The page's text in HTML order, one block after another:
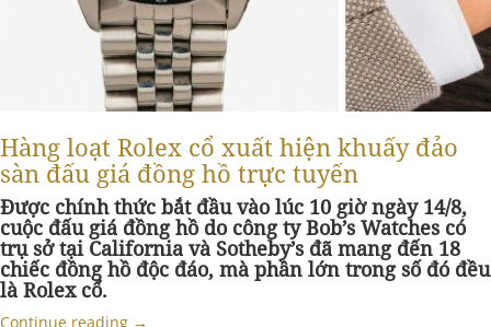
Hàng loạt Rolex cổ xuất hiện khuấy đảo
sàn đấu giá đồng hồ trực tuyến
Được chính thức bắt đầu vào lúc 10 giờ ngày 14/8,
cuộc đấu giá đồng hồ do công ty Bob’s Watches có
trụ sở tại California và Sotheby’s đã mang đến 18
chiếc đồng hồ độc đáo, mà phần lớn trong số đó đều
là Rolex cổ.
Continue reading →